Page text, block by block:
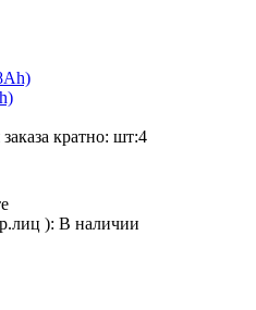
кратно: шт:4
): В наличии